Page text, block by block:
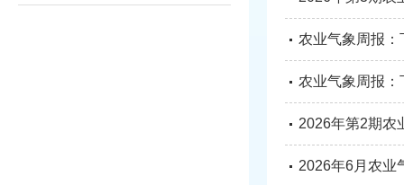
农业气象周报
农业气象周报：
2026年第2期农
2026年6月农业